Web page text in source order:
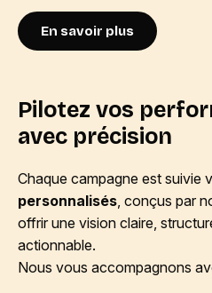
En savoir plus
Pilotez vos
avec précision
Chaque campagne est suivie
personnalisés , conçus par
offrir une vision claire,
actionnable.
Nous vous accompagnons